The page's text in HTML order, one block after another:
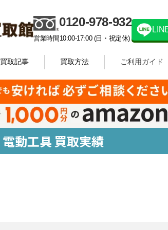
0120-978-932
営業時間10:00-17:00 (日・祝定休)
買取記事 買取方法 ご利用ガイド
電動工具 買取実績